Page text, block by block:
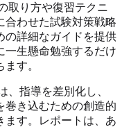
取り方や復習テクニ
合わせた試験対策戦略
の詳細なガイドを提供
一生懸命勉強するだけ
す。
、指導を差別化し、
巻き込むための創造的
ます。レポートは、あ